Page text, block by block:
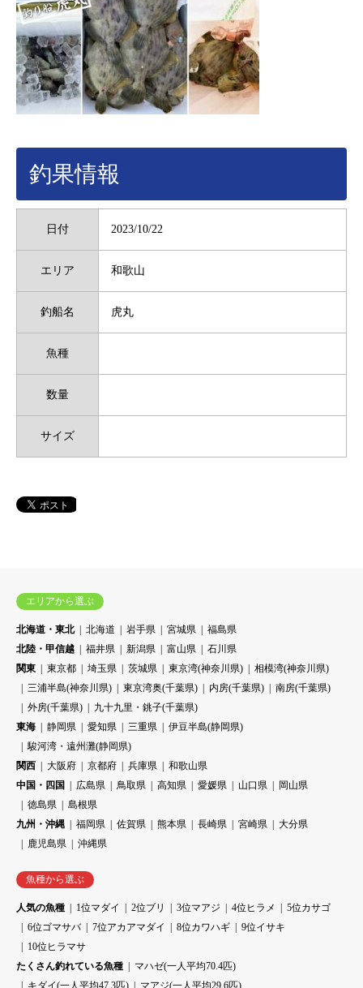
釣果情報
日付 2023/10/22
エリア 和歌山
釣船名 虎丸
魚種
数量
サイズ
エリアから選ぶ
北海道・東北 北海道 岩手県 宮城県
福島県
北陸・甲信越
福井県 新潟県 富山県
石川県
関東
東京都 埼玉県 茨城県 東京湾(神奈川県)
相模湾(神奈川県)
三浦半島(神奈川県)
東京湾奥(千葉県) 内房(千葉県)
南房(千葉県)
外房(千葉県)
九十九里・銚子(千葉県)
東海
静岡県 愛知県 三重県
伊豆半島(静岡県)
駿河湾・遠州灘(静岡県)
関西
大阪府 京都府 兵庫県
和歌山県
中国・四国
広島県 鳥取県 高知県 愛媛県 山口県
岡山県
徳島県
島根県
九州・沖縄
福岡県 佐賀県 熊本県 長崎県 宮崎県
大分県
鹿児島県
沖縄県
魚種から選ぶ
人気の魚種 1位マダイ 2位ブリ 3位マアジ 4位ヒラメ
5位カサゴ
6位ゴマサバ
7位アカアマダイ 8位カワハギ
9位イサキ
10位ヒラマサ
たくさん釣れている魚種
マハゼ(一人平均70.4匹)